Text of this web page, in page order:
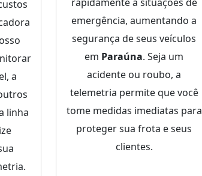
a
linha
emergência, aumentando a
segurança de seus veículos
em Paraúna. Seja um
acidente ou roubo, a
telemetria permite que você
tome medidas imediatas para
proteger sua frota e seus
clientes.